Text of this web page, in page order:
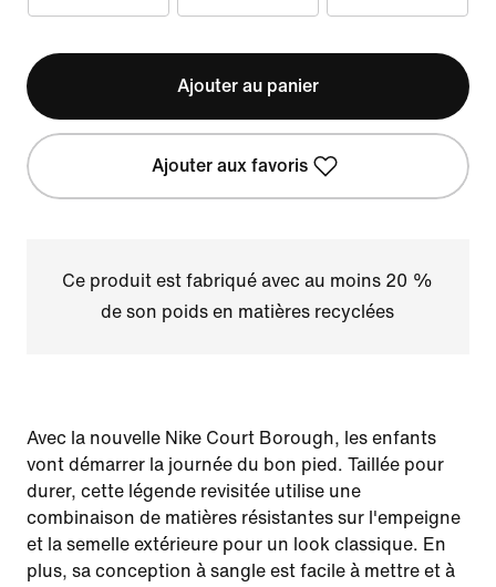
Ajouter au panier
Ajouter aux favoris
Ce produit est fabriqué avec au moins 20 %
de son poids en matières recyclées
Avec la nouvelle Nike Court Borough, les enfants
vont démarrer la journée du bon pied. Taillée pour
durer, cette légende revisitée utilise une
combinaison de matières résistantes sur l'empeigne
et la semelle extérieure pour un look classique. En
plus, sa conception à sangle est facile à mettre et à